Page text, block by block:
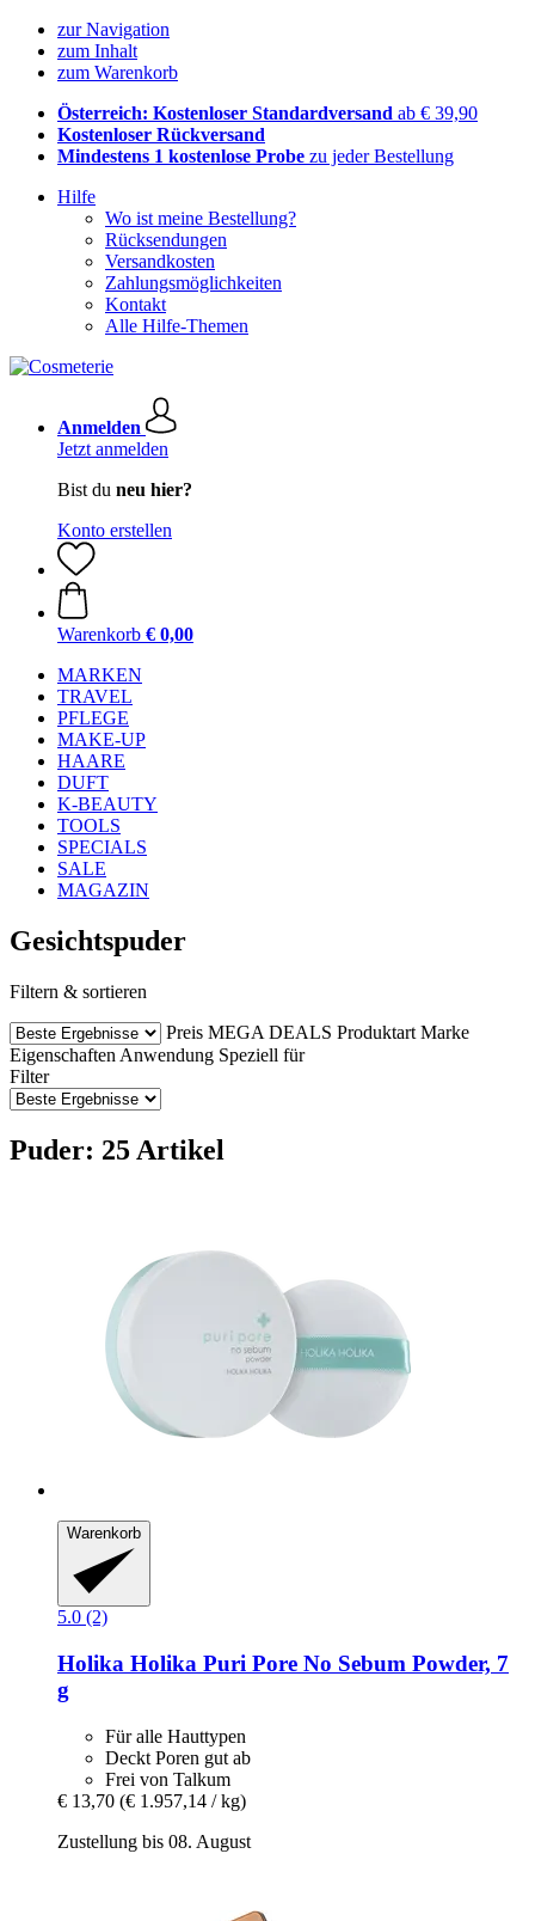
zur Navigation
zum Inhalt
zum Warenkorb
Österreich: Kostenloser Standardversand ab € 39,90
Kostenloser Rückversand
Mindestens 1 kostenlose Probe zu jeder Bestellung
Hilfe
Wo ist meine Bestellung?
Rücksendungen
Versandkosten
Zahlungsmöglichkeiten
Kontakt
Alle Hilfe-Themen
Anmelden
Jetzt anmelden
Bist du neu hier?
Konto erstellen
Warenkorb € 0,00
MARKEN
TRAVEL
PFLEGE
MAKE-UP
HAARE
DUFT
K-BEAUTY
TOOLS
SPECIALS
SALE
MAGAZIN
Gesichtspuder
Filtern & sortieren
Preis MEGA DEALS Produktart Marke
Eigenschaften Anwendung Speziell für
Filter
Puder: 25 Artikel
Warenkorb
5.0 (2)
Holika Holika Puri Pore No Sebum Powder, 7
g
Für alle Hauttypen
Deckt Poren gut ab
Frei von Talkum
€ 13,70 (€ 1.957,14 / kg)
Zustellung bis 08. August